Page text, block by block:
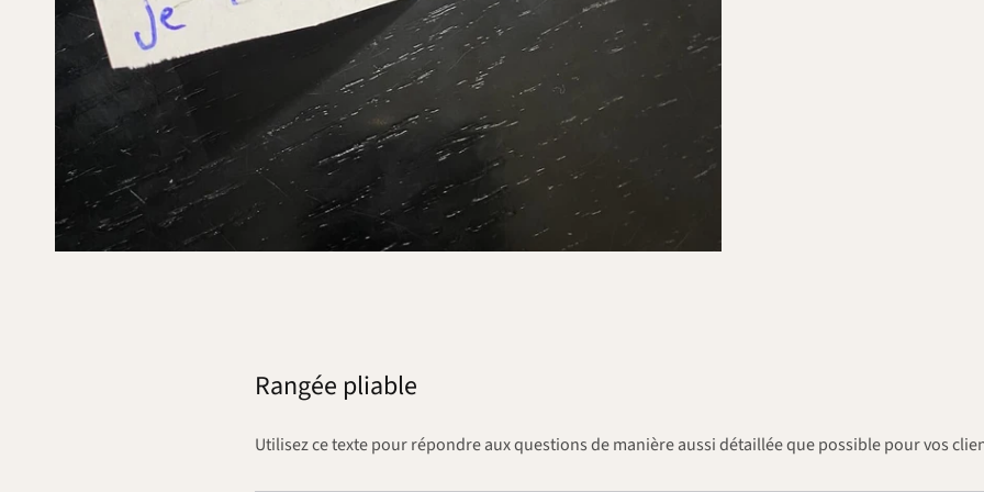
Rangée pliable
Utilisez ce texte pour répondre aux questions de manière aussi détaillée que possible pour vos